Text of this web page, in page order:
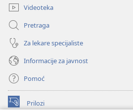
Videoteka
Pretraga
Za lekare specijaliste
Informacije za javnost
Pomoć
Prilozi
(otvara